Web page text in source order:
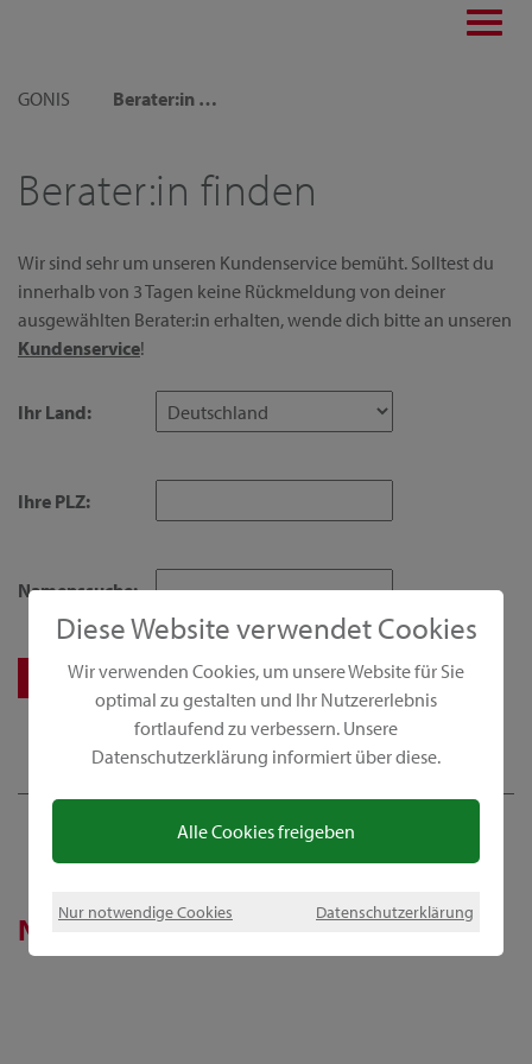
Diese Website verwendet Cookies
Wir verwenden Cookies, um unsere Website für Sie
optimal zu gestalten und Ihr Nutzererlebnis
fortlaufend zu verbessern. Unsere
Datenschutzerklärung informiert über diese.
Alle Cookies freigeben
Nur notwendige Cookies Datenschutzerklärung
GONIS
Berater:in finden
Berater:in finden
Wir sind sehr um unseren Kundenservice bemüht. Solltest du
innerhalb von 3 Tagen keine Rückmeldung von deiner
ausgewählten Berater:in erhalten, wende dich bitte an unseren
Kundenservice!
Ihr Land:
Ihre PLZ:
Namenssuche:
News